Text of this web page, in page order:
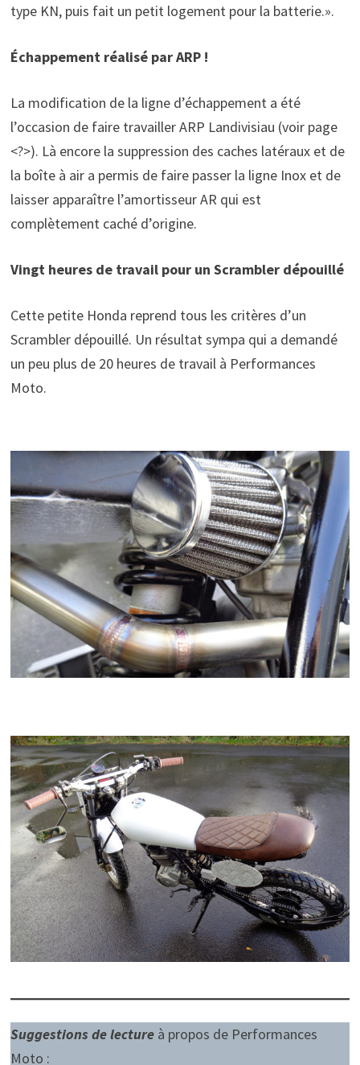
type KN, puis fait un petit logement pour la batterie.».
Échappement réalisé par ARP !
La modification de la ligne d’échappement a été
l’occasion de faire travailler ARP Landivisiau (voir page
<?>). Là encore la suppression des caches latéraux et de
la boîte à air a permis de faire passer la ligne Inox et de
laisser apparaître l’amortisseur AR qui est
complètement caché d’origine.
Vingt heures de travail pour un Scrambler dépouillé
Cette petite Honda reprend tous les critères d’un
Scrambler dépouillé. Un résultat sympa qui a demandé
un peu plus de 20 heures de travail à Performances
Moto.
Suggestions de lectureà propos de Performances
Moto :